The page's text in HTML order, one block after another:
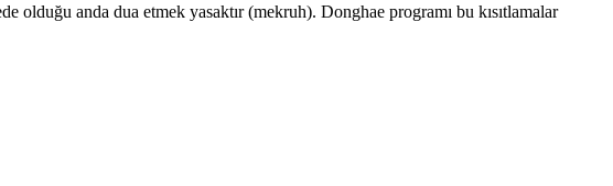
olduğu anda dua etmek yasaktır (mekruh). Donghae programı bu kısıtlamalar